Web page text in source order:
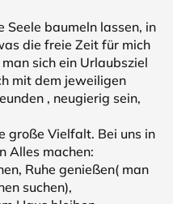
baumeln lassen, in
die freie Zeit für mich
sich ein Urlaubsziel
mit dem jeweiligen
, neugierig sein,
große Vielfalt. Bei uns in
Alles machen:
Ruhe genießen( man
suchen),